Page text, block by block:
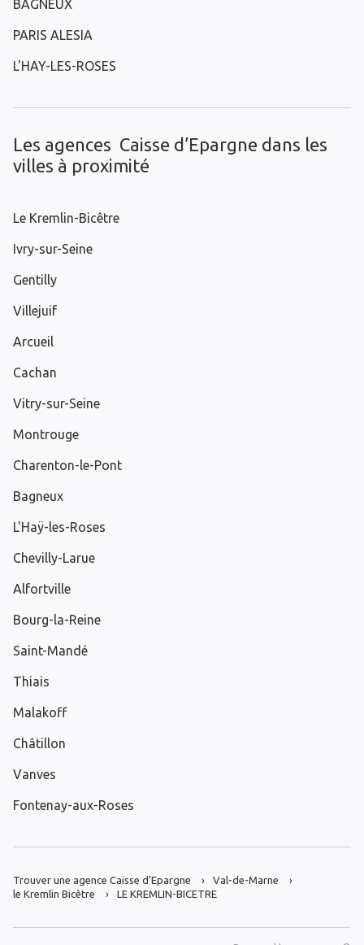
BAGNEUX
PARIS ALESIA
L'HAY-LES-ROSES
Les agences Caisse d’Epargne dans les
villes à proximité
Le Kremlin-Bicêtre
Ivry-sur-Seine
Gentilly
Villejuif
Arcueil
Cachan
Vitry-sur-Seine
Montrouge
Charenton-le-Pont
Bagneux
L'Haÿ-les-Roses
Chevilly-Larue
Alfortville
Bourg-la-Reine
Saint-Mandé
Thiais
Malakoff
Châtillon
Vanves
Fontenay-aux-Roses
Trouver une agence Caisse d’Epargne
Val-de-Marne
le Kremlin Bicêtre
LE KREMLIN-BICETRE